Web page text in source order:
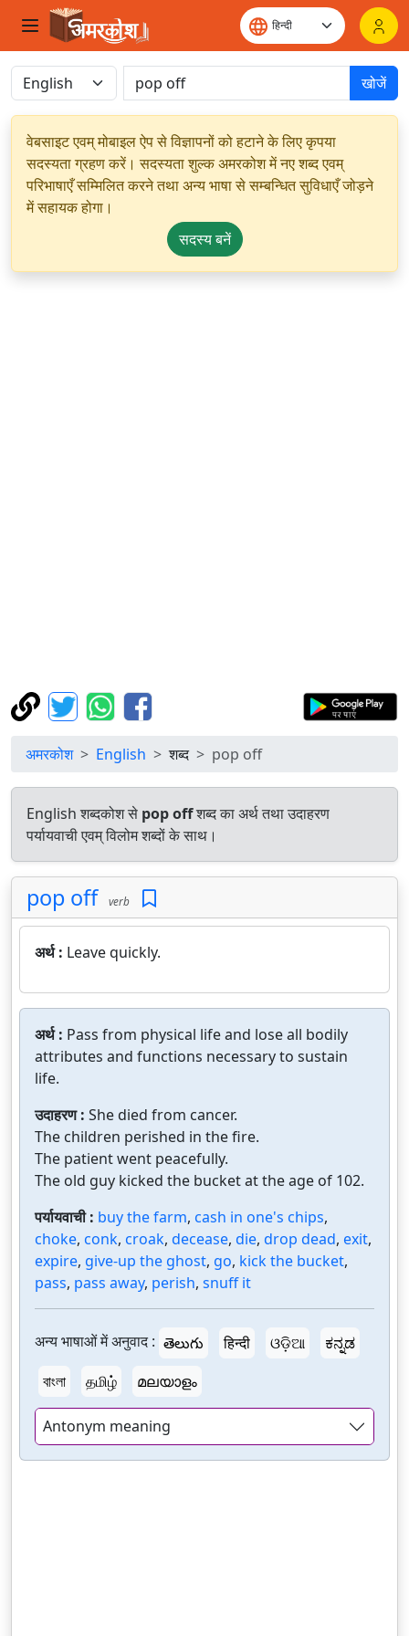
खोजें
वेबसाइट एवम् मोबाइल ऐप से विज्ञापनों को हटाने के लिए कृपया
सदस्यता ग्रहण करें। सदस्यता शुल्क अमरकोश में नए शब्द एवम्
परिभाषाएँ सम्मिलित करने तथा अन्य भाषा से सम्बन्धित सुविधाएँ जोड़ने
में सहायक होगा।
सदस्य बनें
अमरकोश English शब्द pop off
English शब्दकोश से pop offशब्द का अर्थ तथा उदाहरण
पर्यायवाची एवम् विलोम शब्दों के साथ।
pop off verb
अर्थ : Leave quickly.
अर्थ : Pass from physical life and lose all bodily
attributes and functions necessary to sustain
life.
उदाहरण : She died from cancer.
The children perished in the fire.
The patient went peacefully.
The old guy kicked the bucket at the age of 102.
पर्यायवाची : buy the farm, cash in one's chips,
choke, conk, croak, decease, die, drop dead, exit,
expire, give-up the ghost, go, kick the bucket,
pass, pass away, perish, snuff it
अन्य भाषाओं में अनुवाद : తెలుగు हिन्दी ଓଡ଼ିଆ
ಕನ್ನಡ
বাংলা
தமிழ் മലയാളം
Antonym meaning